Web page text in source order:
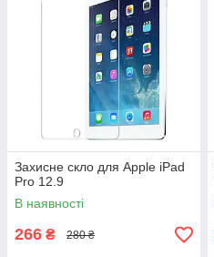
Захисне скло для Apple iPad
Pro 12.9
В наявності
266 ₴ 280 ₴